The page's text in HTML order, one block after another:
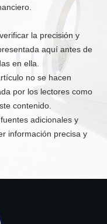
la precisión y
aquí antes de
en ella.
no se hacen
por los lectores como
contenido.
adicionales y
información precisa y